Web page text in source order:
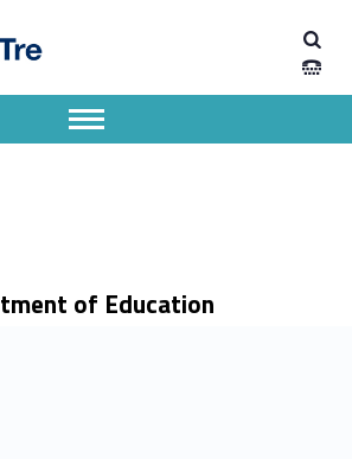
of Education
Apri il menu secondario